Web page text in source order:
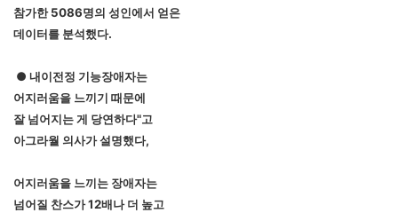
참가한 5086명의 성인에서 얻은
데이터를 분석했다.
● 내이전정 기능장애자는
어지러움을 느끼기 때문에
잘 넘어지는 게 당연하다"고
아그라월 의사가 설명했다,
어지러움을 느끼는 장애자는
넘어질 찬스가 12배나 더 높고